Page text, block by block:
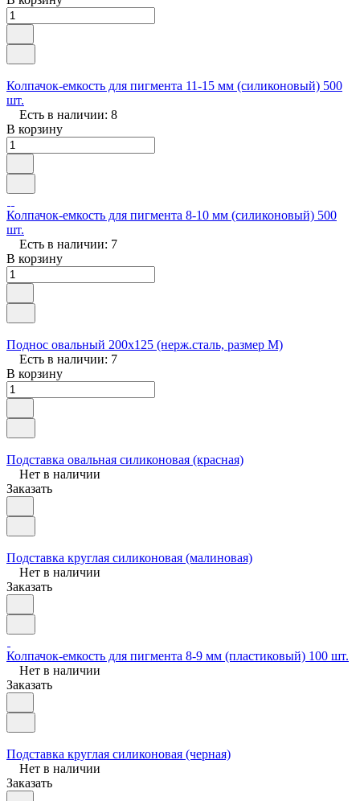
Колпачок-емкость для пигмента 11-15 мм (силиконовый) 500
шт.
Есть в наличии: 8
В корзину
Колпачок-емкость для пигмента 8-10 мм (силиконовый) 500
шт.
Есть в наличии: 7
В корзину
Поднос овальный 200х125 (нерж.сталь, размер М)
Есть в наличии: 7
В корзину
Подставка овальная силиконовая (красная)
Нет в наличии
Заказать
Подставка круглая силиконовая (малиновая)
Нет в наличии
Заказать
Колпачок-емкость для пигмента 8-9 мм (пластиковый) 100 шт.
Нет в наличии
Заказать
Подставка круглая силиконовая (черная)
Нет в наличии
Заказать